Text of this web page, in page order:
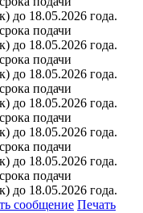
до 18.05.2026 года.
подачи
до 18.05.2026 года.
подачи
до 18.05.2026 года.
подачи
до 18.05.2026 года.
подачи
до 18.05.2026 года.
подачи
до 18.05.2026 года.
подачи
до 18.05.2026 года.
сообщение Печать